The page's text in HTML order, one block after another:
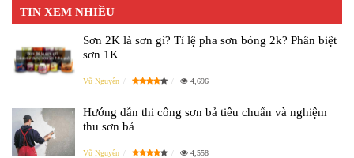
TIN XEM NHIỀU
Sơn 2K là sơn gì? Tỉ lệ pha sơn bóng 2k? Phân biệt
sơn 1K
Vũ Nguyễn 4,696
Hướng dẫn thi công sơn bả tiêu chuẩn và nghiệm
thu sơn bả
Vũ Nguyễn 4,558